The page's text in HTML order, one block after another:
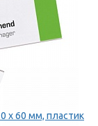
х 60 мм, пластик